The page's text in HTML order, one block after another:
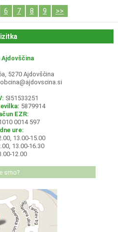
6 7 8 9 >>
Ajdovščina
5270 Ajdovščina
obcina@ajdovscina.si
SI51533251
5879914
EZR:
0014 597
ure:
13.00-15.00
13.00-16.30
12.00
smo?